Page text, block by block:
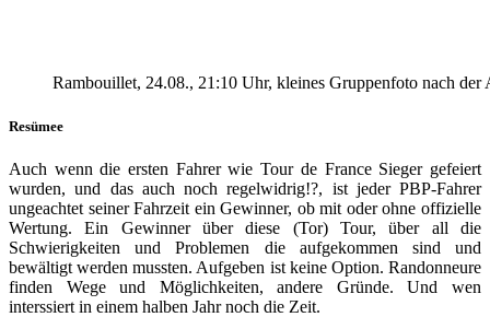
Rambouillet, 24.08., 21:10 Uhr, kleines Gruppenfoto nach der
Resümee
Auch wenn die ersten Fahrer wie Tour de France Sieger gefeiert
wurden, und das auch noch regelwidrig!?, ist jeder PBP-Fahrer
ungeachtet seiner Fahrzeit ein Gewinner, ob mit oder ohne offizielle
Wertung. Ein Gewinner über diese (Tor) Tour, über all die
Schwierigkeiten und Problemen die aufgekommen sind und
bewältigt werden mussten. Aufgeben ist keine Option. Randonneure
finden Wege und Möglichkeiten, andere Gründe. Und wen
interssiert in einem halben Jahr noch die Zeit.